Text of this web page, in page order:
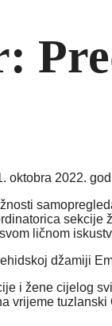
oktobra 2022.
ličnom
džamiji
i žene cijelog
vrijeme